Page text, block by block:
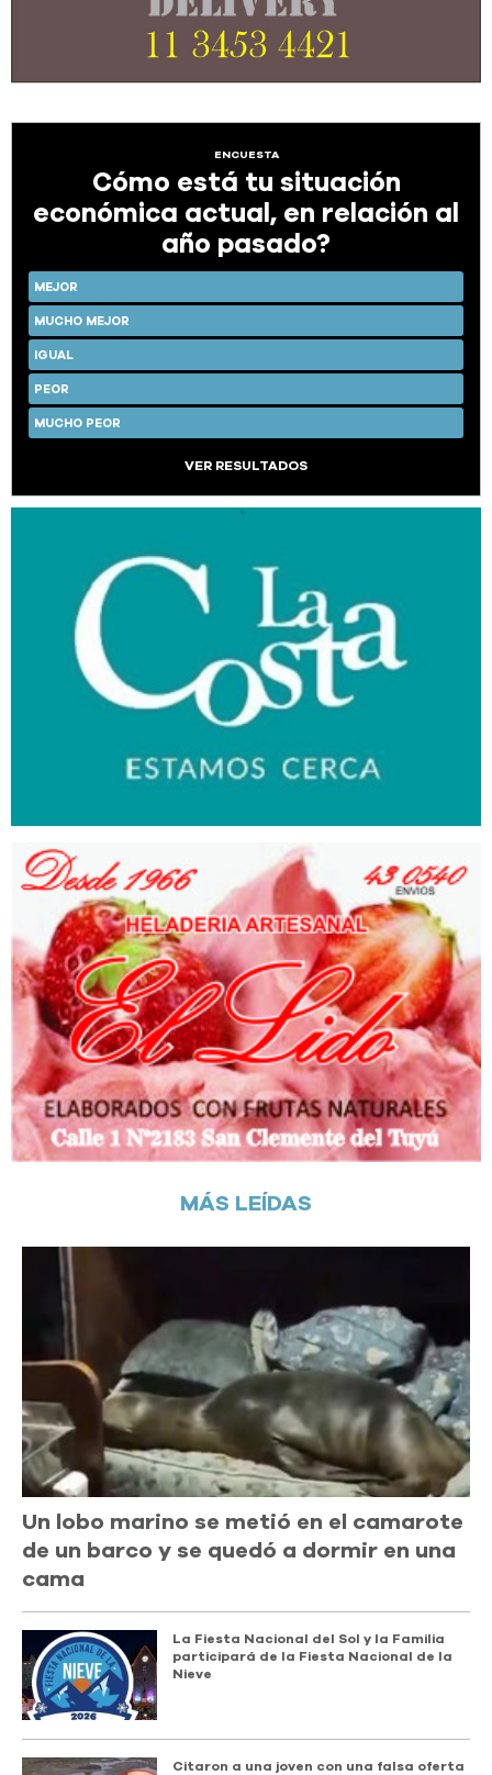
ENCUESTA
Cómo está tu situación
económica actual, en relación al
año pasado?
MEJOR
MUCHO MEJOR
IGUAL
PEOR
MUCHO PEOR
VER RESULTADOS
MÁS LEÍDAS
Un lobo marino se metió en el camarote
de un barco y se quedó a dormir en una
cama
La Fiesta Nacional del Sol y la Familia
participará de la Fiesta Nacional de la
Nieve
Citaron a una joven con una falsa oferta